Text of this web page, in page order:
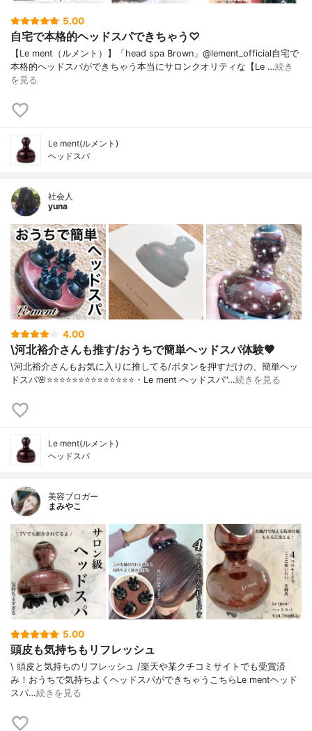
5.00
自宅で本格的ヘッドスパできちゃう♡
【Le ment（ルメント）】「head spa Brown」@lement_official自宅で
本格的ヘッドスパができちゃう本当にサロンクオリティな【Le …続き
を見る
Le ment(ルメント)
ヘッドスパ
社会人
yuna
4.00
\河北裕介さんも推す/おうちで簡単ヘッドスパ体験🤎
\河北裕介さんもお気に入りに推してる/ボタンを押すだけの、簡単ヘッ
ドスパ🌸⭐️⭐️⭐️⭐️⭐️⭐️⭐️⭐️⭐️⭐️⭐️⭐️⭐️⭐️・Le ment ヘッドスパ"…続きを見る
Le ment(ルメント)
ヘッドスパ
美容ブロガー
まみやこ
5.00
頭皮も気持ちもリフレッシュ
\ 頭皮と気持ちのリフレッシュ /⁡楽天や某クチコミサイトでも受賞済
み！⁡⁡おうちで気持ちよくヘッドスパができちゃうこちら⁡⁡⁡Le mentヘッド
スパ⁡⁡⁡⁡…続きを見る